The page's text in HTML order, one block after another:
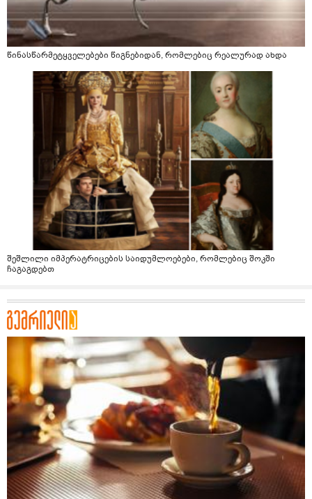
წინასწარმეტყველებები წიგნებიდან, რომლებიც რეალურად ახდა
შეშლილი იმპერატრიცების საიდუმლოებები, რომლებიც შოკში
ჩაგაგდებთ